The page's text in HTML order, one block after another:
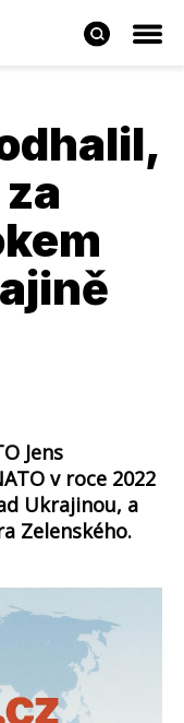
Jens
v roce 2022
Ukrajinou, a
Zelenského.